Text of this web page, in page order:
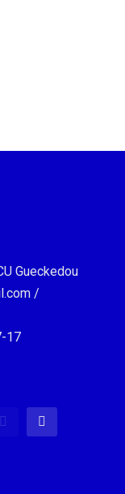
Gueckedou
/
17